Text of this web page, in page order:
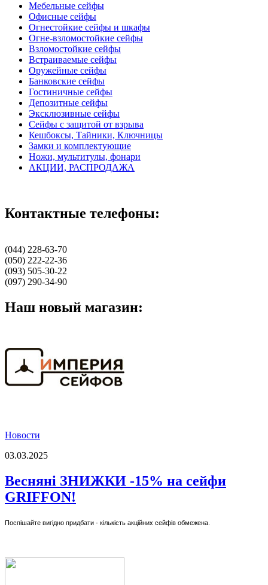
Мебельные сейфы
Офисные сейфы
Огнестойкие сейфы и шкафы
Огне-взломостойкие сейфы
Взломостойкие сейфы
Встраиваемые сейфы
Оружейные сейфы
Банковские сейфы
Гостиничные сейфы
Депозитные сейфы
Эксклюзивные сейфы
Сейфы с защитой от взрыва
Кешбоксы, Тайники, Ключницы
Замки и комплектующие
Ножи, мультитулы, фонари
АКЦИИ, РАСПРОДАЖА
Контактные телефоны:
(044) 228-63-70
(050) 222-22-36
(093) 505-30-22
(097) 290-34-90
Наш новый магазин:
Новости
03.03.2025
Весняні ЗНИЖКИ -15% на сейфи
GRIFFON!
Поспішайте вигідно придбати - кількість акційних сейфів обмежена.